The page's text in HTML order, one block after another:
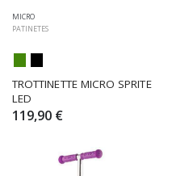
MICRO
PATINETES
TROTTINETTE MICRO SPRITE
LED
119,90 €